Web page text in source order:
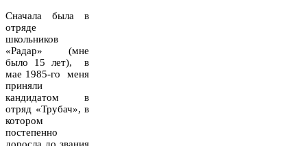
Сначала была в
отряде
школьников
«Радар» (мне
было 15 лет),
в
мае 1985-го
меня
приняли
кандидатом в
отряд «Трубач», в
котором
постепенно